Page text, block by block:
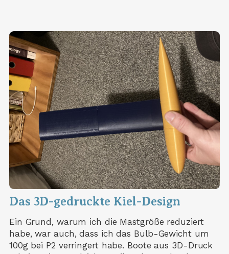
Das 3D-gedruckte Kiel-Design
Ein Grund, warum ich die Mastgröße reduziert
habe, war auch, dass ich das Bulb-Gewicht um
100g bei P2 verringert habe. Boote aus 3D-Druck